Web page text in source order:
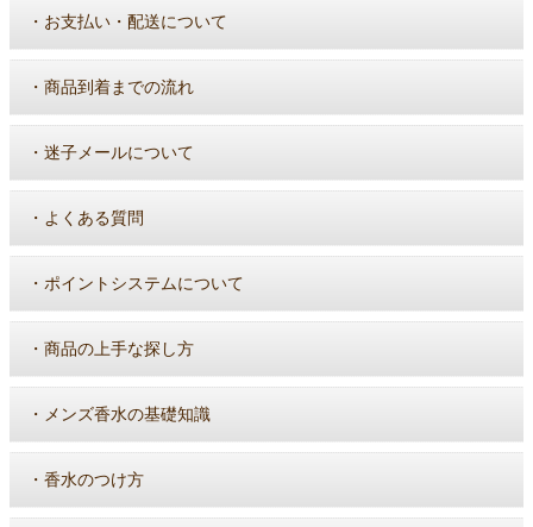
・ お支払い・配送について
・ 商品到着までの流れ
・ 迷子メールについて
・ よくある質問
・ ポイントシステムについて
・ 商品の上手な探し方
・ メンズ香水の基礎知識
・ 香水のつけ方